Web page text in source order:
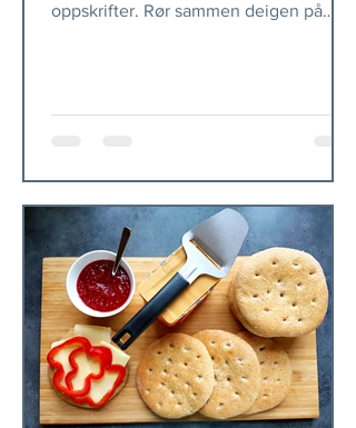
oppskrifter. Rør sammen deigen på